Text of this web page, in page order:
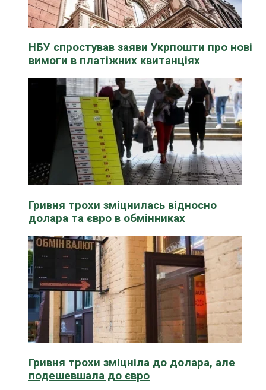
НБУ спростував заяви Укрпошти про нові
вимоги в платіжних квитанціях
Гривня трохи зміцнилась відносно
долара та євро в обмінниках
Гривня трохи зміцніла до долара, але
подешевшала до євро